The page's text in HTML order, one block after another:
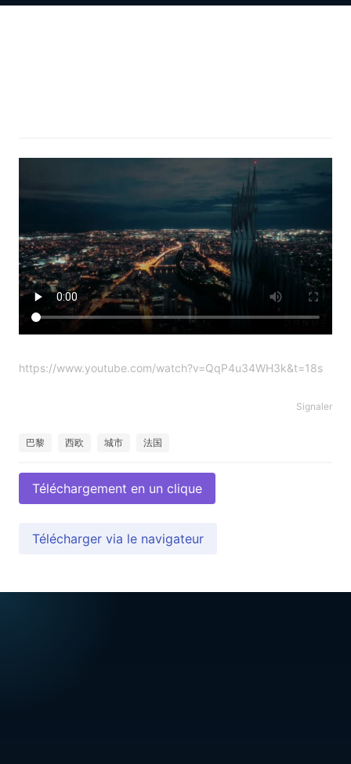
https://www.youtube.com/watch?v=QqP4u34WH3k&t=18s
Signaler
巴黎 西欧 城市 法国
Téléchargement en un clique
Télécharger via le navigateur